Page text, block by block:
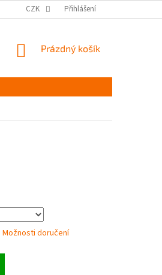
JAK PEČOVAT O OBUV
CZK Přihlášení
NÁKUPNÍ
Prázdný košík
Možnosti doručení